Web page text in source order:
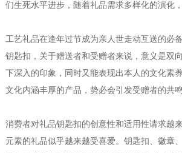
们生死水平进步，随着礼品需求多样化的演化
工艺礼品在逢年过节成为亲人世走动互送的必
钥匙扣，关于赠送者和受赠者来说，意义是双
下深入的印象，同时又能表现出本人的文化素
文化内涵丰厚的产品，势必会引发受赠者的共
消费者对礼品钥匙扣的创意性和适用性请求越
元素的礼品似乎越来越受喜爱。钥匙扣、徽章